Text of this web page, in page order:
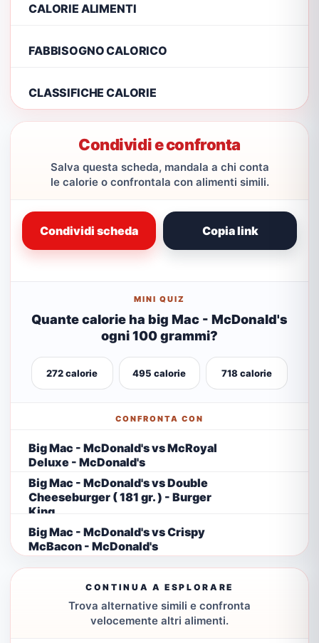
CALORIE ALIMENTI
FABBISOGNO CALORICO
CLASSIFICHE CALORIE
Condividi e confronta
Salva questa scheda, mandala a chi conta
le calorie o confrontala con alimenti simili.
Condividi scheda Copia link
MINI QUIZ
Quante calorie ha big Mac - McDonald's
ogni 100 grammi?
272 calorie 495 calorie 718 calorie
CONFRONTA CON
Big Mac - McDonald's vs McRoyal
Deluxe - McDonald's
Big Mac - McDonald's vs Double
Cheeseburger ( 181 gr. ) - Burger
King
Big Mac - McDonald's vs Crispy
McBacon - McDonald's
CONTINUA A ESPLORARE
Trova alternative simili e confronta
velocemente altri alimenti.